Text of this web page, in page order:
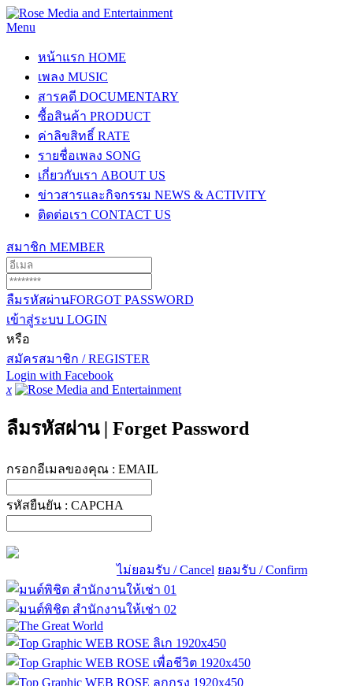
Menu
หน้าแรก HOME
เพลง MUSIC
สารคดี DOCUMENTARY
ซื้อสินค้า PRODUCT
ค่าลิขสิทธิ์ RATE
รายชื่อเพลง SONG
เกี่ยวกับเรา ABOUT US
ข่าวสารและกิจกรรม NEWS & ACTIVITY
ติดต่อเรา CONTACT US
สมาชิก MEMBER
ลืมรหัสผ่านFORGOT PASSWORD
เข้าสู่ระบบ LOGIN
หรือ
สมัครสมาชิก / REGISTER
Login with Facebook
x
ลืมรหัสผ่าน | Forget Password
กรอกอีเมลของคุณ : EMAIL
รหัสยืนยัน : CAPCHA
ไม่ยอมรับ / Cancel ยอมรับ / Confirm